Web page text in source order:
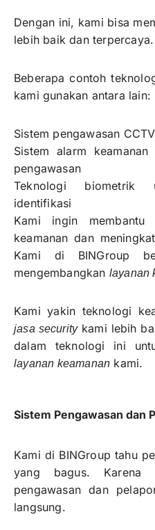
Dengan ini, kami bisa
lebih baik dan terpercaya.
Beberapa contoh
kami gunakan antara lain:
Sistem pengawasan
Sistem alarm
pengawasan
Teknologi biometrik
identifikasi
Kami ingin membantu
keamanan dan
Kami di BINGroup
mengembangkan layanan
Kami yakin teknologi
jasa securitykami lebih
dalam teknologi ini
layanan keamanan kami.
Sistem Pengawasan dan
Kami di BINGroup tahu
yang bagus.
pengawasan dan
langsung.